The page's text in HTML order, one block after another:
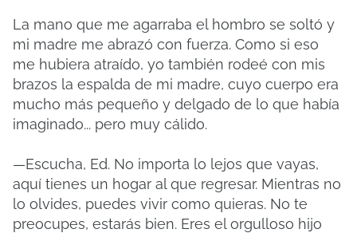
La mano que me agarraba el hombro se soltó y
mi madre me abrazó con fuerza. Como si eso
me hubiera atraído, yo también rodeé con mis
brazos la espalda de mi madre, cuyo cuerpo era
mucho más pequeño y delgado de lo que había
imaginado... pero muy cálido.
—Escucha, Ed. No importa lo lejos que vayas,
aquí tienes un hogar al que regresar. Mientras no
lo olvides, puedes vivir como quieras. No te
preocupes, estarás bien. Eres el orgulloso hijo